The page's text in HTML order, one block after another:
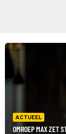
ACTUEEL
OMROEP MAX ZET